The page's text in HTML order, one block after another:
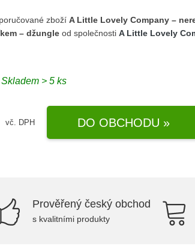
zbožíA Little Lovely Company –
– džungle od společnostiA Little Lovely
> 5 ks
vč. DPH DO OBCHODU »
Prověřený český obchod
s kvalitními produkty